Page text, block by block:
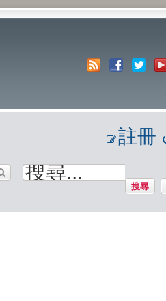
註冊
搜尋